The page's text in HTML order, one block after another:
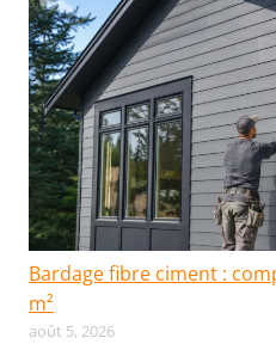
Bardage fibre ciment :
m²
août 5, 2026